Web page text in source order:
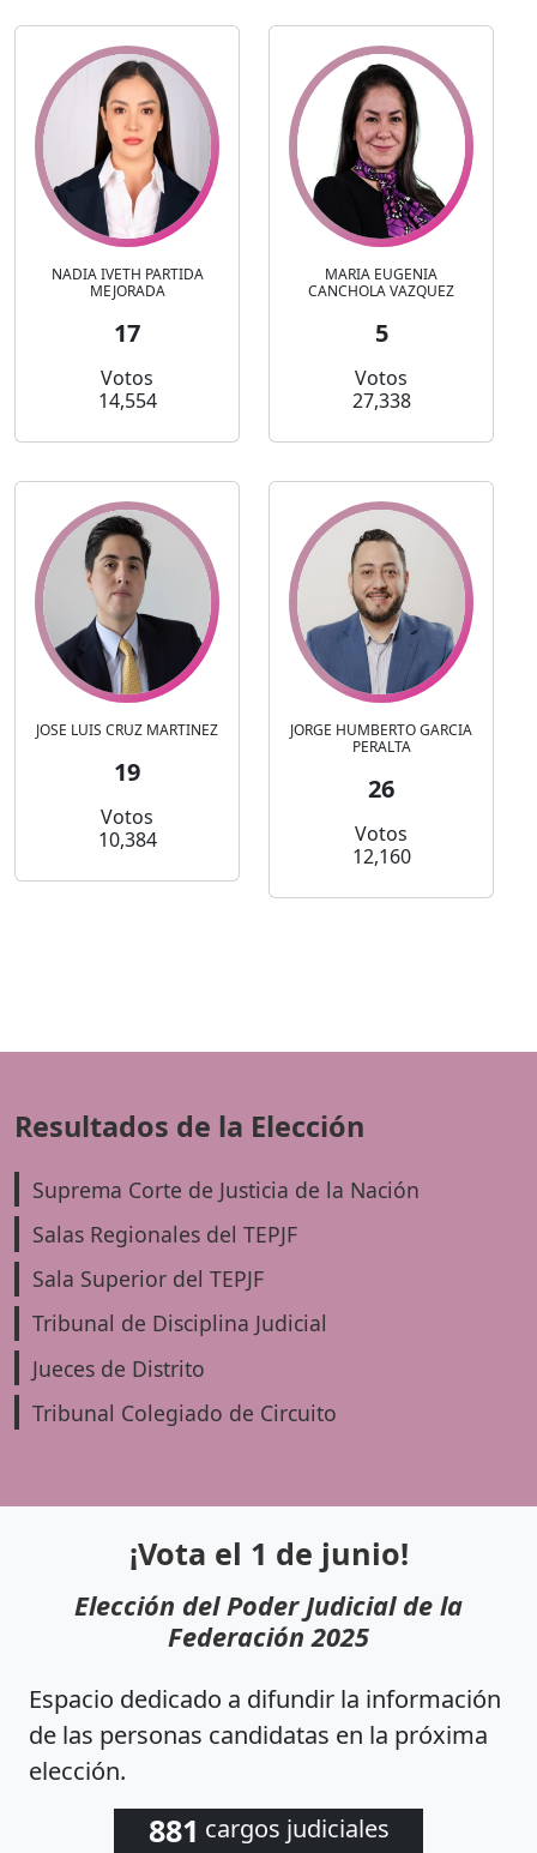
NADIA IVETH PARTIDA
MEJORADA
17
Votos
14,554
MARIA EUGENIA
CANCHOLA VAZQUEZ
5
Votos
27,338
JOSE LUIS CRUZ MARTINEZ
19
Votos
10,384
JORGE HUMBERTO GARCIA
PERALTA
26
Votos
12,160
Resultados de la Elección
Suprema Corte de Justicia de la Nación
Salas Regionales del TEPJF
Sala Superior del TEPJF
Tribunal de Disciplina Judicial
Jueces de Distrito
Tribunal Colegiado de Circuito
¡Vota el 1 de junio!
Elección del Poder Judicial de la
Federación 2025
Espacio dedicado a difundir la información
de las personas candidatas en la próxima
elección.
881 cargos judiciales